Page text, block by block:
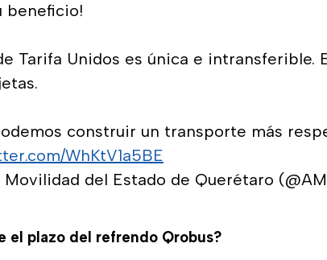
beneficio!
Tarifa Unidos es única e intransferible.
construir un transporte más
WhKtV1a5BE
del Estado de Querétaro
el plazo del refrendo Qrobus?